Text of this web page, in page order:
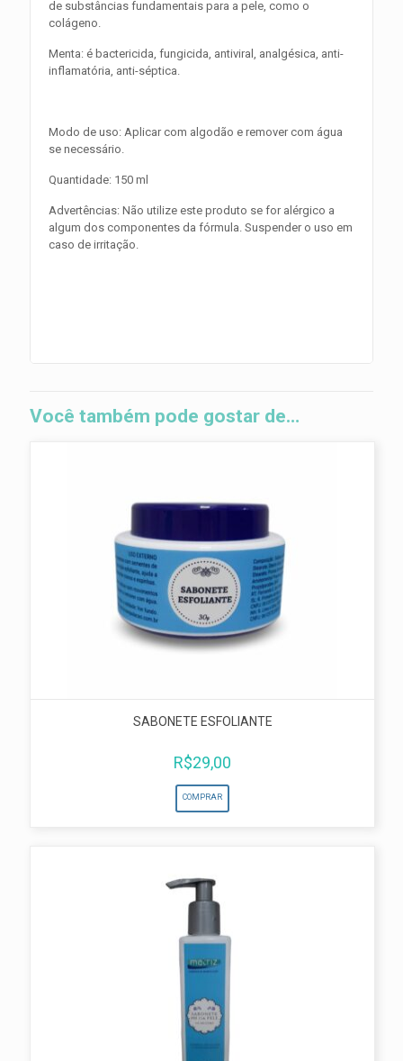
de substâncias fundamentais para a pele, como o
colágeno.
Menta: é bactericida, fungicida, antiviral, analgésica, anti-
inflamatória, anti-séptica.
Modo de uso: Aplicar com algodão e remover com água
se necessário.
Quantidade: 150 ml
Advertências: Não utilize este produto se for alérgico a
algum dos componentes da fórmula. Suspender o uso em
caso de irritação.
Você também pode gostar de…
SABONETE ESFOLIANTE
R$29,00
COMPRAR